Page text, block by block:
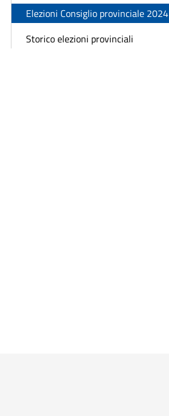
Elezioni Consiglio provinciale 2024
Storico elezioni provinciali